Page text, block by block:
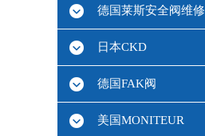
德国莱斯安全阀维修
日本CKD
德国FAK阀
美国MONITEUR